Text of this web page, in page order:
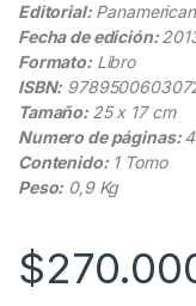
Editorial:
Fecha de edición:
Formato:Libro
ISBN:
Tamaño: 25 x 17 cm
Numero de páginas:
Contenido:1 Tomo
Peso: 0,9 Kg
$